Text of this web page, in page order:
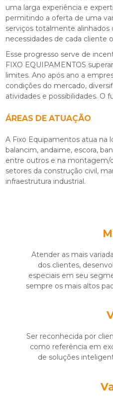
uma larga experiência e
permitindo a oferta de uma
serviços totalmente alinhados
necessidades de cada cliente
Esse progresso serve de
FIXO EQUIPAMENTOS
limites. Ano após ano a
condições do mercado,
atividades e possibilidades. O
ÁREAS DE ATUAÇÃO
A Fixo Equipamentos atua na
balancim, andaime, escora,
entre outros e na montagem/
setores da construção civil,
infraestrutura industrial.
Atender as mais
dos clientes,
especiais em seu
sempre os mais altos
Ser reconhecida por
como referência em
de soluções